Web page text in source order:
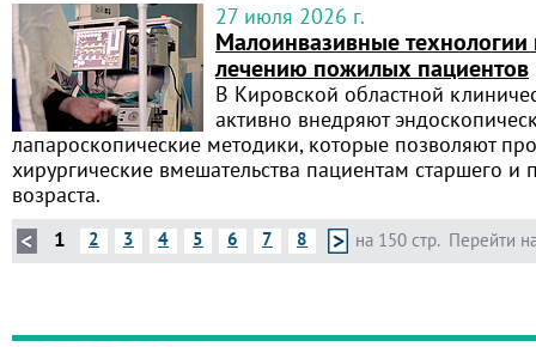
27 июля 2026 г.
Малоинвазивные
лечению пожилых пациентов
В Кировской областной
активно внедряют
лапароскопические методики, которые позволяют
хирургические вмешательства пациентам старшего и
возраста.
Перейти
1 2 3 4 5 6 7 8 на 150 стр.